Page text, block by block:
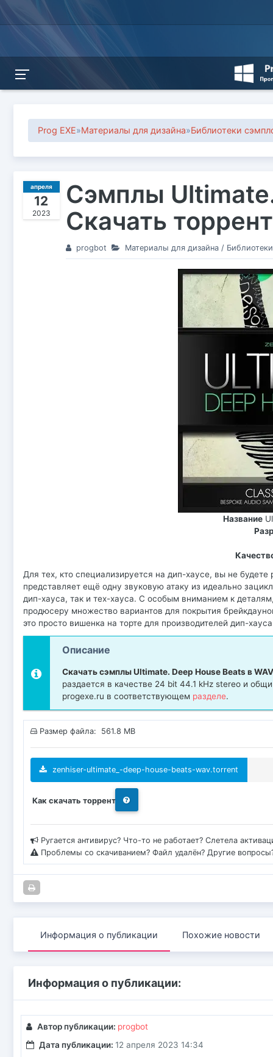
Prog EXE»Материалы для дизайна»Библиотеки
апреля
12
2023
Сэмплы
Скачать торрент
progbot Материалы для дизайна/
Название
Для тех, кто специализируется на дип-хаусе, вы не
представляет ещё одну звуковую атаку из идеально
дип-хауса, так и тех-хауса. С особым вниманием к
продюсеру множество вариантов для покрытия
это просто вишенка на торте для производителей дип-
Описание
Скачать сэмплы Ultimate. Deep House Beats в
раздается в качестве 24 bit 44.1 kHz stereo и
progexe.ru в соответствующем разделе.
Размер файла: 561.8 MB
zenhiser-ultimate_-deep-house-beats-wav.torrent
Как скачать торрент
Ругается антивирус? Что-то не работает? Слетела
Проблемы со скачиванием? Файл удалён? Другие
Информация о публикации Похожие новости
Информация о публикации:
Автор публикации: progbot
Дата публикации: 12 апреля 2023 14:34